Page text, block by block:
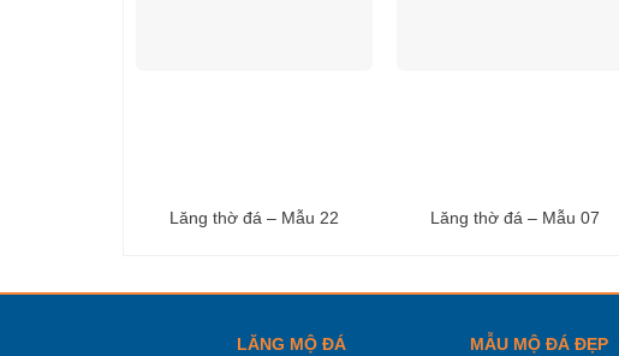
Lăng thờ đá – Mẫu 22 Lăng thờ đá – Mẫu 07
LĂNG MỘ ĐÁ MẪU MỘ ĐÁ ĐẸP